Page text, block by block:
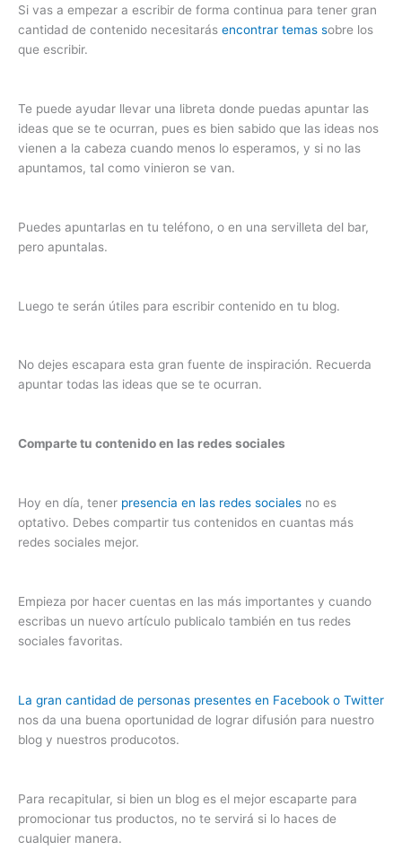
Si vas a empezar a escribir de forma continua para tener gran
cantidad de contenido necesitarás encontrar temas sobre los
que escribir.
Te puede ayudar llevar una libreta donde puedas apuntar las
ideas que se te ocurran, pues es bien sabido que las ideas nos
vienen a la cabeza cuando menos lo esperamos, y si no las
apuntamos, tal como vinieron se van.
Puedes apuntarlas en tu teléfono, o en una servilleta del bar,
pero apuntalas.
Luego te serán útiles para escribir contenido en tu blog.
No dejes escapara esta gran fuente de inspiración. Recuerda
apuntar todas las ideas que se te ocurran.
Comparte tu contenido en las redes sociales
Hoy en día, tener presencia en las redes sociales no es
optativo. Debes compartir tus contenidos en cuantas más
redes sociales mejor.
Empieza por hacer cuentas en las más importantes y cuando
escribas un nuevo artículo publicalo también en tus redes
sociales favoritas.
La gran cantidad de personas presentes en Facebook o Twitter
nos da una buena oportunidad de lograr difusión para nuestro
blog y nuestros producotos.
Para recapitular, si bien un blog es el mejor escaparte para
promocionar tus productos, no te servirá si lo haces de
cualquier manera.